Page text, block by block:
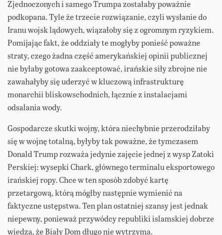
Zjednoczonych i samego Trumpa zostałaby poważnie
podkopana. Tyle że trzecie rozwiązanie, czyli wysłanie do
Iranu wojsk lądowych, wiązałoby się z ogromnym ryzykiem.
Pomijając fakt, że oddziały te mogłyby ponieść poważne
straty, czego żadna część amerykańskiej opinii publicznej
nie byłaby gotowa zaakceptować, irańskie siły zbrojne nie
zawahałyby się uderzyć w kluczową infrastrukturę
monarchii bliskowschodnich, łącznie z instalacjami
odsalania wody.
Gospodarcze skutki wojny, która niechybnie przerodziłaby
się w wojnę totalną, byłyby tak poważne, że tymczasem
Donald Trump rozważa jedynie zajęcie jednej z wysp Zatoki
Perskiej: wysepki Chark, głównego terminalu eksportowego
irańskiej ropy. Chce w ten sposób zdobyć kartę
przetargową, którą mógłby następnie wymienić na
faktyczne ustępstwa. Ten plan ostatniej szansy jest jednak
niepewny, ponieważ przywódcy republiki islamskiej dobrze
wiedzą, że Biały Dom długo nie wytrzyma.